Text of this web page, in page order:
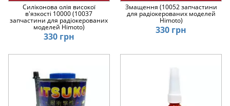
Силіконова олія високої
в'язкості 10000 (10037
запчастини для радіокерованих
моделей Himoto)
330 грн
Змащення (10052 запчастини
для радіокерованих моделей
Himoto)
330 грн